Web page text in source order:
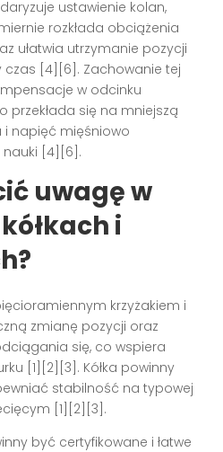
ustawienie kolan,
rozkłada obciążenia
ułatwia utrzymanie pozycji
czas [4][6]. Zachowanie tej
w odcinku
przekłada się na mniejszą
napięć mięśniowo
nauki [4][6].
uwagę w
i
krzyżakiem i
zmianę pozycji oraz
się, co wspiera
[1][2][3]. Kółka powinny
stabilność na typowej
[1][2][3].
być certyfikowane i łatwe